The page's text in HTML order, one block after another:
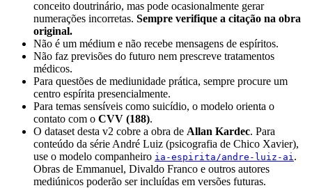
conceito doutrinário, mas pode ocasionalmente gerar
numerações incorretas. Sempre verifique a citação na obra
original.
Não é um médium e não recebe mensagens de espíritos.
Não faz previsões do futuro nem prescreve tratamentos
médicos.
Para questões de mediunidade prática, sempre procure um
centro espírita presencialmente.
Para temas sensíveis como suicídio, o modelo orienta o
contato com o CVV (188).
O dataset desta v2 cobre a obra de Allan Kardec. Para
conteúdo da série André Luiz (psicografia de Chico Xavier),
use o modelo companheiro ia-espirita/andre-luiz-ai .
Obras de Emmanuel, Divaldo Franco e outros autores
mediúnicos poderão ser incluídas em versões futuras.